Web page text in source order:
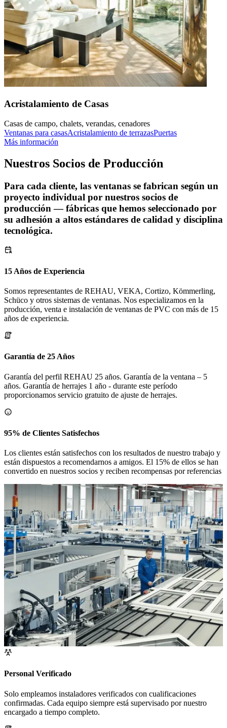
Acristalamiento de Casas
Casas de campo, chalets, verandas, cenadores
Ventanas para casasAcristalamiento de terrazasPuertas
Más información
Nuestros Socios de Producción
Para cada cliente, las ventanas se fabrican según un
proyecto individual por nuestros socios de
producción — fábricas que hemos seleccionado por
su adhesión a altos estándares de calidad y disciplina
tecnológica.
15 Años de Experiencia
Somos representantes de REHAU, VEKA, Cortizo, Kömmerling,
Schüco y otros sistemas de ventanas. Nos especializamos en la
producción, venta e instalación de ventanas de PVC con más de 15
años de experiencia.
Garantía de 25 Años
Garantía del perfil REHAU 25 años. Garantía de la ventana – 5
años. Garantía de herrajes 1 año - durante este período
proporcionamos servicio gratuito de ajuste de herrajes.
95% de Clientes Satisfechos
Los clientes están satisfechos con los resultados de nuestro trabajo y
están dispuestos a recomendarnos a amigos. El 15% de ellos se han
convertido en nuestros socios y reciben recompensas por referencias
Personal Verificado
Solo empleamos instaladores verificados con cualificaciones
confirmadas. Cada equipo siempre está supervisado por nuestro
encargado a tiempo completo.